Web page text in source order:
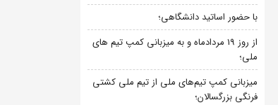
با حضور اساتید دانشگاهی؛
از روز 19 مردادماه و به میزبانی کمپ تیم های
ملی؛
میزبانی کمپ تیم‌های ملی از تیم ملی کشتی
فرنگی بزرگسالان؛